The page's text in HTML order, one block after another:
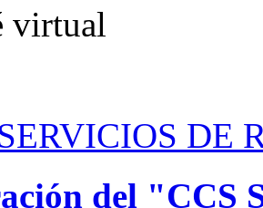
virtual
DE
del "CCS